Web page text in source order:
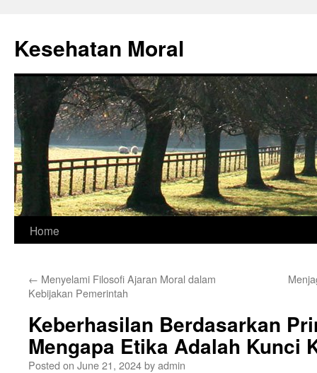
content
Kesehatan Moral
Home
← Menyelami Filosofi Ajaran Moral dalam
Kebijakan Pemerintah
Keberhasilan Berdasarkan
Mengapa Etika Adalah Kunci
Posted on June 21, 2024byadmin